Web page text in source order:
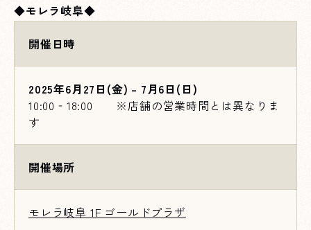
◆モレラ岐阜◆
開催日時
2025年6月27日(金) – 7月6日(日)
10:00‐18:00 ※店舗の営業時間とは異なりま
す
開催場所
モレラ岐阜 1F ゴールドプラザ